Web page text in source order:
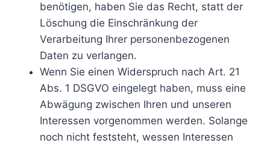
benötigen, haben Sie das Recht, statt der
Löschung die Einschränkung der
Verarbeitung Ihrer personenbezogenen
Daten zu verlangen.
Wenn Sie einen Widerspruch nach Art. 21
Abs. 1 DSGVO eingelegt haben, muss eine
Abwägung zwischen Ihren und unseren
Interessen vorgenommen werden. Solange
noch nicht feststeht, wessen Interessen